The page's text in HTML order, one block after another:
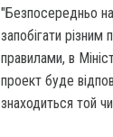
"Безпосередньо
запобігати
правилами, в
проект буде
знаходиться той